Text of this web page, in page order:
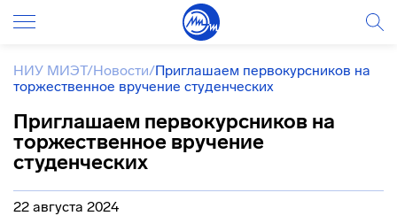
НИУ МИЭТ/Новости/Приглашаем первокурсников на
торжественное вручение студенческих
Приглашаем первокурсников на
торжественное вручение
студенческих
22 августа 2024